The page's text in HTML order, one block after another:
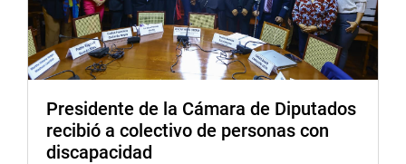
Presidente de la Cámara de Diputados
recibió a colectivo de personas con
discapacidad